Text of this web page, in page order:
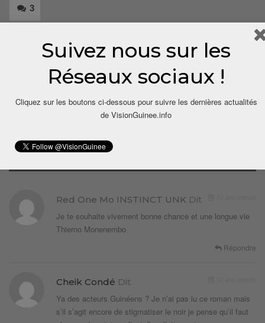
3
Share
Red One Mo INSTINCT UNK Dit
Je te souhaite vivement bonne chance et une longue vie
Thierno Monenembo
Répondre
Cheik Condé Dit
Ya des acteurs Guinéens ? Je n’ai pas lu ce roman mais
s’il s’agit encore de stigmatiser le noir je pense qu’il faut
Suivez nous sur les
Réseaux sociaux !
Cliquez sur les boutons ci-dessous pour suivre les dernières actualités
de VisionGuinee.info